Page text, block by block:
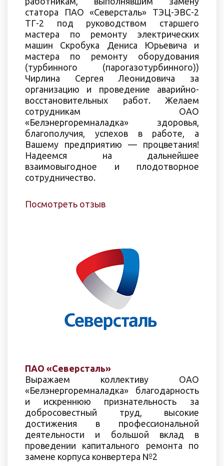
статора ПAO «Северсталь» ТЭЦ-ЭВС-2
ТГ-2 под руководством старшего
мастера по ремонту электрических
машин Скробука Дениса Юрьевича и
мастера по ремонту оборудования
(турбинного (парогазотурбинного))
Чирлина Сергея Леонидовича за
организацию и проведение аварийно-
восстановительных работ. Желаем
сотрудникам OAO
«Белэнергоремналадка» здоровья,
благополучия, успехов в работе, а
Вашему предприятию — процветания!
Надеемся на дальнейшее
взаимовыгодное и плодотворное
сотрудничество.
Посмотреть отзыв
ПАО «Северсталь»
Выражаем коллективу ОАО
«Белэнергоремналадка» благодарность
и искреннюю признательность за
добросовестный труд, высокие
достижения в профессиональной
деятельности и большой вклад в
проведении капитального ремонта по
замене корпуса конвертера №2